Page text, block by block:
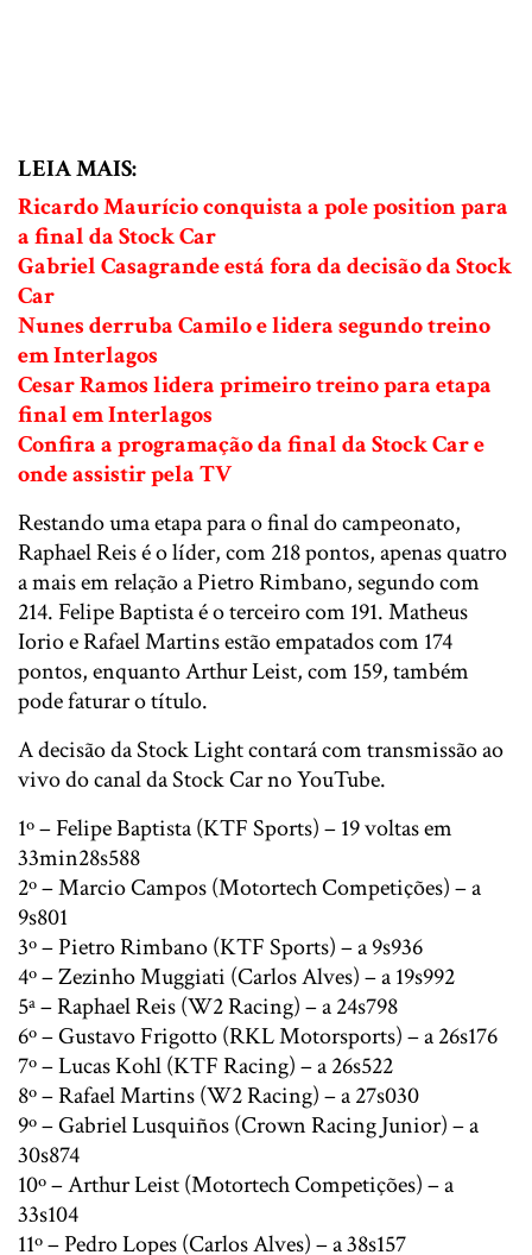
LEIA MAIS:
Ricardo Maurício conquista a pole position para
a final da Stock Car
Gabriel Casagrande está fora da decisão da Stock
Car
Nunes derruba Camilo e lidera segundo treino
em Interlagos
Cesar Ramos lidera primeiro treino para etapa
final em Interlagos
Confira a programação da final da Stock Car e
onde assistir pela TV
Restando uma etapa para o final do campeonato,
Raphael Reis é o líder, com 218 pontos, apenas quatro
a mais em relação a Pietro Rimbano, segundo com
214. Felipe Baptista é o terceiro com 191. Matheus
Iorio e Rafael Martins estão empatados com 174
pontos, enquanto Arthur Leist, com 159, também
pode faturar o título.
A decisão da Stock Light contará com transmissão ao
vivo do canal da Stock Car no YouTube.
1º – Felipe Baptista (KTF Sports) – 19 voltas em
33min28s588
2º – Marcio Campos (Motortech Competições) – a
9s801
3º – Pietro Rimbano (KTF Sports) – a 9s936
4º – Zezinho Muggiati (Carlos Alves) – a 19s992
5ª – Raphael Reis (W2 Racing) – a 24s798
6º – Gustavo Frigotto (RKL Motorsports) – a 26s176
7º – Lucas Kohl (KTF Racing) – a 26s522
8º – Rafael Martins (W2 Racing) – a 27s030
9º – Gabriel Lusquiños (Crown Racing Junior) – a
30s874
10º – Arthur Leist (Motortech Competições) – a
33s104
11º – Pedro Lopes (Carlos Alves) – a 38s157